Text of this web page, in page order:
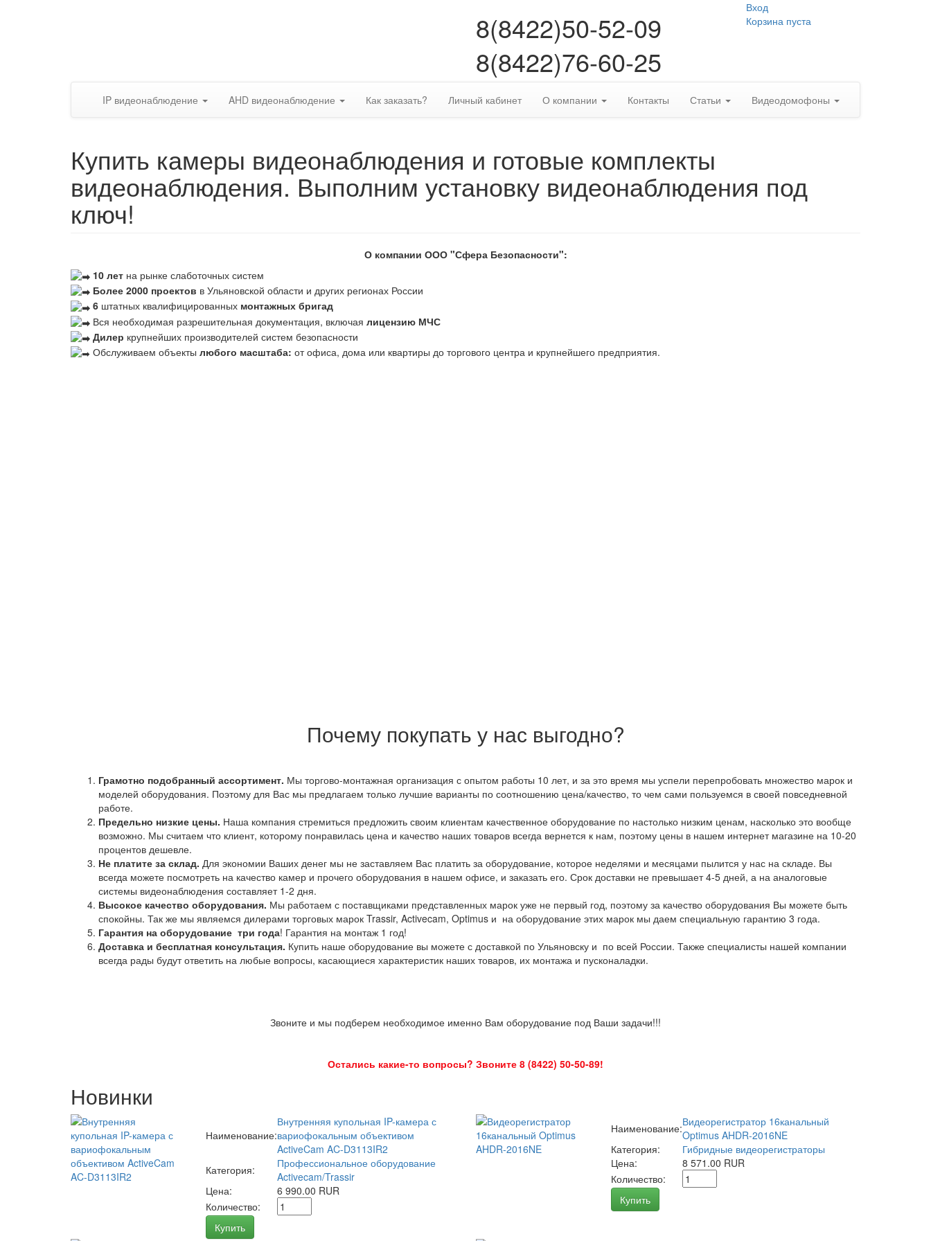
8(8422)50-52-09
8(8422)76-60-25
Вход
Корзина пуста
IP видеонаблюдение AHD видеонаблюдение Как заказать? Личный кабинет О компании Контакты Статьи Видеодомофоны
Купить камеры видеонаблюдения и готовые комплекты
видеонаблюдения. Выполним установку видеонаблюдения под
ключ!
О компании ООО "Сфера Безопасности":
10 лет на рынке слаботочных систем
Более 2000 проектов в Ульяновской области и других регионах России
6 штатных квалифицированных монтажных бригад
Вся необходимая разрешительная документация, включая лицензию МЧС
Дилер крупнейших производителей систем безопасности
Обслуживаем объекты любого масштаба: от офиса, дома или квартиры до торгового центра и крупнейшего предприятия.
Почему покупать у нас выгодно?
Грамотно подобранный ассортимент. Мы торгово-монтажная организация с опытом работы 10 лет, и за это время мы успели перепробовать множество марок и
моделей оборудования. Поэтому для Вас мы предлагаем только лучшие варианты по соотношению цена/качество, то чем сами пользуемся в своей повседневной
работе.
Предельно низкие цены. Наша компания стремиться предложить своим клиентам качественное оборудование по настолько низким ценам, насколько это вообще
возможно. Мы считаем что клиент, которому понравилась цена и качество наших товаров всегда вернется к нам, поэтому цены в нашем интернет магазине на 10-20
процентов дешевле.
Не платите за склад. Для экономии Ваших денег мы не заставляем Вас платить за оборудование, которое неделями и месяцами пылится у нас на складе. Вы
всегда можете посмотреть на качество камер и прочего оборудования в нашем офисе, и заказать его. Срок доставки не превышает 4-5 дней, а на аналоговые
системы видеонаблюдения составляет 1-2 дня.
Высокое качество оборудования. Мы работаем с поставщиками представленных марок уже не первый год, поэтому за качество оборудования Вы можете быть
спокойны. Так же мы являемся дилерами торговых марок Trassir, Activecam, Optimus и на оборудование этих марок мы даем специальную гарантию 3 года.
Гарантия на оборудование три года! Гарантия на монтаж 1 год!
Доставка и бесплатная консультация. Купить наше оборудование вы можете с доставкой по Ульяновску и по всей России. Также специалисты нашей компании
всегда рады будут ответить на любые вопросы, касающиеся характеристик наших товаров, их монтажа и пусконаладки.
Звоните и мы подберем необходимое именно Вам оборудование под Ваши задачи!!!
Остались какие-то вопросы? Звоните 8 (8422) 50-50-89!
Новинки
Наименование:
Внутренняя купольная IP-камера с
вариофокальным объективом
ActiveCam AC-D3113IR2
Категория:
Профессиональное оборудование
Activecam/Trassir
Цена:
6 990.00 RUR
Количество:
Купить
Наименование:Видеорегистратор 16канальный
Optimus AHDR-2016NE
Категория:
Гибридные видеорегистраторы
Цена:
8 571.00 RUR
Количество:
Купить